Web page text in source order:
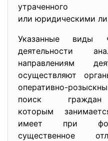
или юридическими
Указанные виды
деятельности
направлениям
осуществляют
оперативно-
поиск
которым
имеет при
существенное